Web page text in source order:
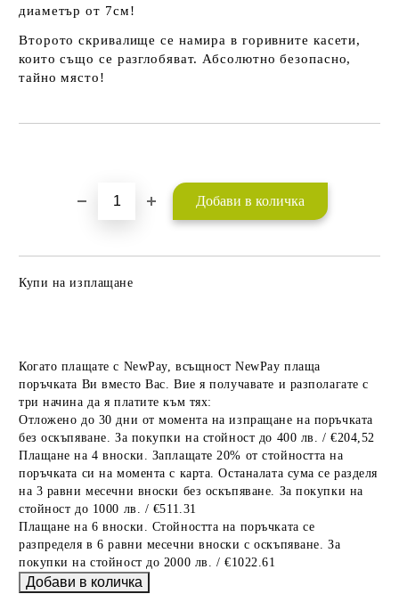
диаметър от 7см!
Второто скривалище се намира в горивните касети,
които също се разглобяват. Абсолютно безопасно,
тайно място!
Купи на изплащане
Когато плащате с NewPay, всъщност NewPay плаща
поръчката Ви вместо Вас. Вие я получавате и разполагате с
три начина да я платите към тях:
Отложено до 30 дни от момента на изпращане на поръчката
без оскъпяване. За покупки на стойност до 400 лв. / €204,52
Плащане на 4 вноски. Заплащате 20% от стойността на
поръчката си на момента с карта. Останалата сума се разделя
на 3 равни месечни вноски без оскъпяване. За покупки на
стойност до 1000 лв. / €511.31
Плащане на 6 вноски. Стойността на поръчката се
разпределя в 6 равни месечни вноски с оскъпяване. За
покупки на стойност до 2000 лв. / €1022.61